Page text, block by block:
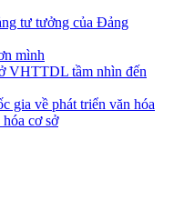
tư tưởng của Đảng
mình
VHTTDL tầm nhìn đến
gia về phát triển văn hóa
cơ sở